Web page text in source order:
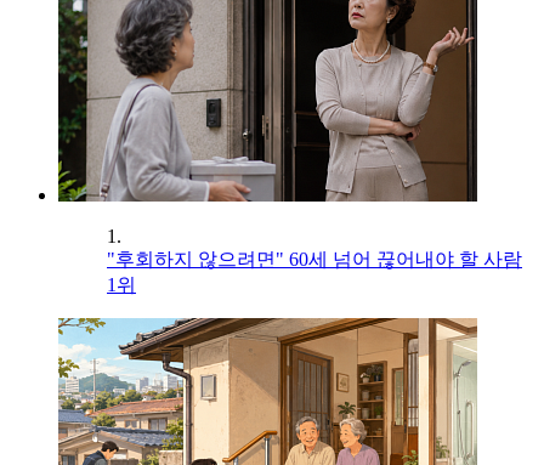
1.
"후회하지 않으려면" 60세 넘어 끊어내야 할 사람
1위